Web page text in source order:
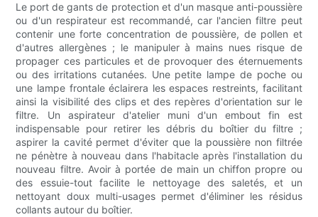
Le port de gants de protection et d'un masque anti-poussière
ou d'un respirateur est recommandé, car l'ancien filtre peut
contenir une forte concentration de poussière, de pollen et
d'autres allergènes ; le manipuler à mains nues risque de
propager ces particules et de provoquer des éternuements
ou des irritations cutanées. Une petite lampe de poche ou
une lampe frontale éclairera les espaces restreints, facilitant
ainsi la visibilité des clips et des repères d'orientation sur le
filtre. Un aspirateur d'atelier muni d'un embout fin est
indispensable pour retirer les débris du boîtier du filtre ;
aspirer la cavité permet d'éviter que la poussière non filtrée
ne pénètre à nouveau dans l'habitacle après l'installation du
nouveau filtre. Avoir à portée de main un chiffon propre ou
des essuie-tout facilite le nettoyage des saletés, et un
nettoyant doux multi-usages permet d'éliminer les résidus
collants autour du boîtier.